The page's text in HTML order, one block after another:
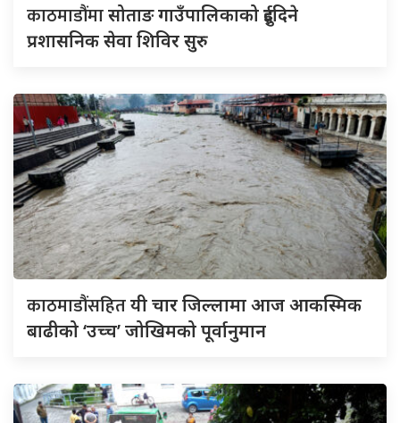
काठमाडौंमासोताङ गाउँपालिकाको दुईदिने
प्रशासनिक सेवा शिविर सुरु
काठमाडौंसहितयी चार जिल्लामा आज आकस्मिक
बाढीको ‘उच्च’ जोखिमको पूर्वानुमान